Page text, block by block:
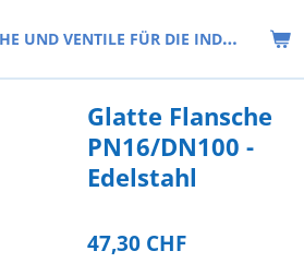
FLANSCHE UND VENTILE FÜR DIE INDUSTRIE
Glatte Flansche
PN16/DN100 -
Edelstahl
47,30 CHF